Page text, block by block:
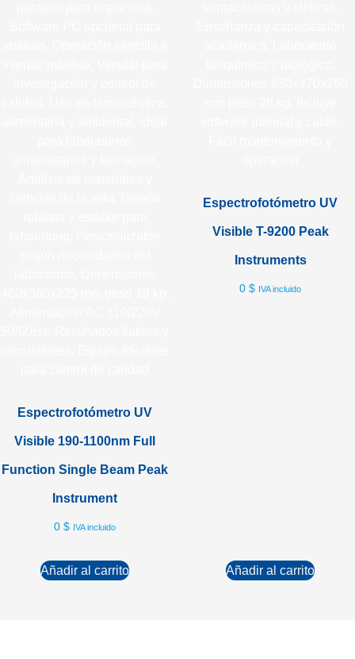
Espectrofotómetro UV
Visible 190-1100nm Full
Function Single Beam Peak
Instrument
0 $ IVA incluido
Añadir al carrito
Espectrofotómetro UV
Visible T-9200 Peak
Instruments
0 $ IVA incluido
Añadir al carrito